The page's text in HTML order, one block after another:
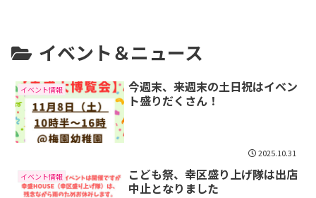
イベント＆ニュース
イベント情報
今週末、来週末の土日祝はイベン
ト盛りだくさん！
2025.10.31
イベント情報
こども祭、幸区盛り上げ隊は出店
中止となりました